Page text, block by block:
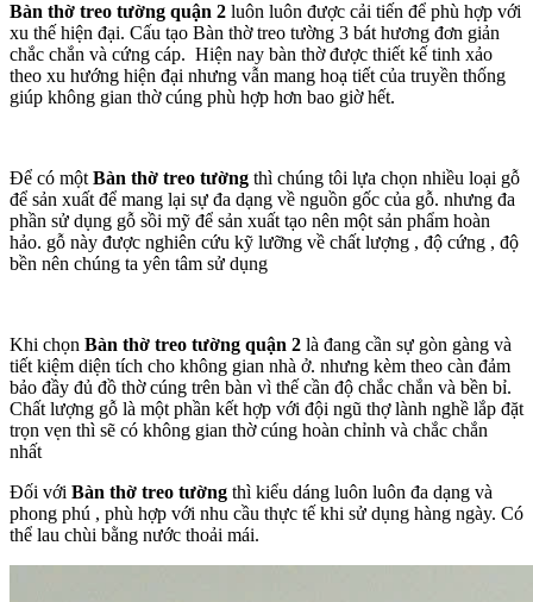
Bàn thờ treo tường quận 2 luôn luôn được cải tiến để phù hợp với
xu thế hiện đại. Cấu tạo Bàn thờ treo tường 3 bát hương đơn giản
chắc chắn và cứng cáp. Hiện nay bàn thờ được thiết kế tinh xảo
theo xu hướng hiện đại nhưng vẫn mang hoạ tiết của truyền thống
giúp không gian thờ cúng phù hợp hơn bao giờ hết.
Để có một Bàn thờ treo tường thì chúng tôi lựa chọn nhiều loại gỗ
để sản xuất để mang lại sự đa dạng về nguồn gốc của gỗ. nhưng đa
phần sử dụng gỗ sồi mỹ để sản xuất tạo nên một sản phẩm hoàn
hảo. gỗ này được nghiên cứu kỹ lưỡng về chất lượng , độ cứng , độ
bền nên chúng ta yên tâm sử dụng
Khi chọn Bàn thờ treo tường quận 2 là đang cần sự gòn gàng và
tiết kiệm diện tích cho không gian nhà ở. nhưng kèm theo càn đảm
bảo đầy đủ đồ thờ cúng trên bàn vì thế cần độ chắc chắn và bền bỉ.
Chất lượng gỗ là một phần kết hợp với đội ngũ thợ lành nghề lắp đặt
trọn vẹn thì sẽ có không gian thờ cúng hoàn chỉnh và chắc chắn
nhất
Đối với Bàn thờ treo tường thì kiểu dáng luôn luôn đa dạng và
phong phú , phù hợp với nhu cầu thực tế khi sử dụng hàng ngày. Có
thể lau chùi bằng nước thoải mái.